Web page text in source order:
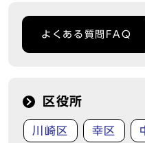
よくある質問FAQ
区役所
川崎区 幸区